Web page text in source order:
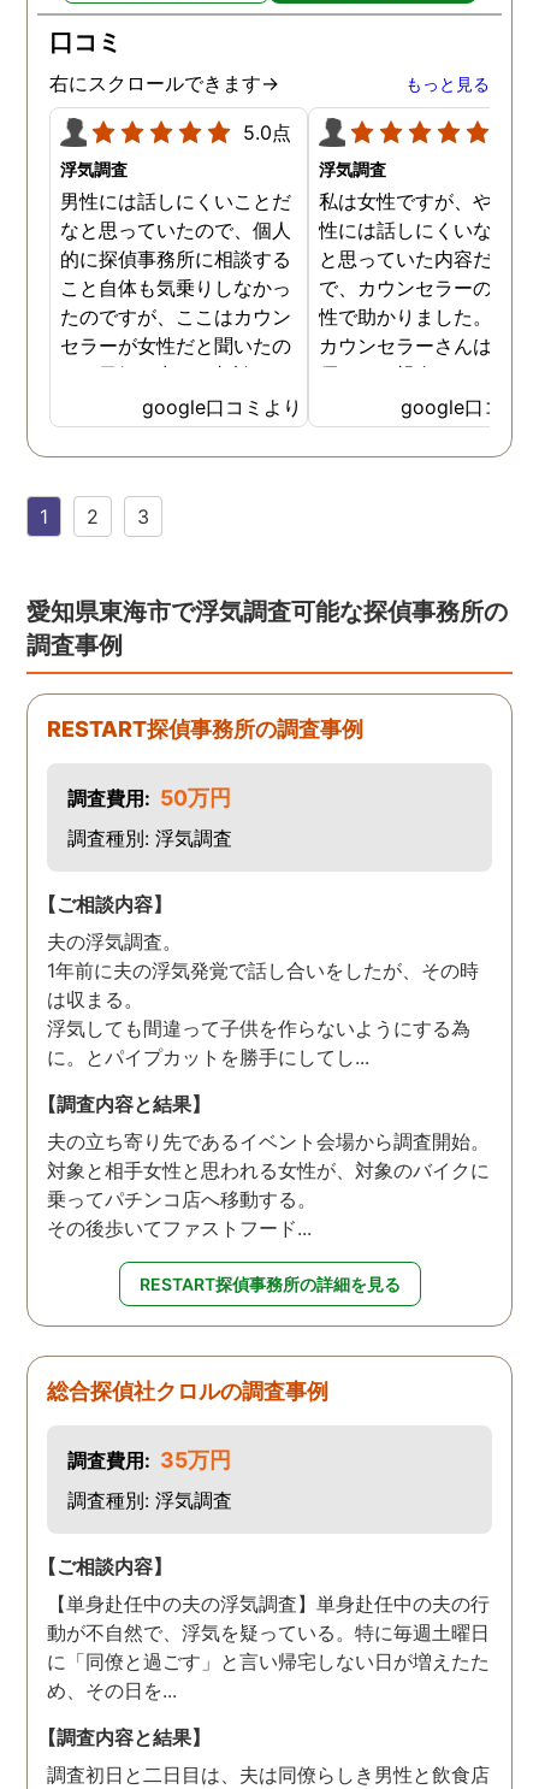
口コミ
右にスクロールできます→ もっと見る
5.0点
浮気調査
男性には話しにくいことだ
なと思っていたので、個人
的に探偵事務所に相談する
こと自体も気乗りしなかっ
たのですが、ここはカウン
セラーが女性だと聞いたの
で、勇気を出して相談して
みることにしました。感極
まって泣いてしまったり、
感情が表に出すぎてしまう
ださったので安心して悩み
相談室では調査後もメンタ
ルが不安定になってしまっ
た私のケアをしっかりして
くださったおかげで、今は
元気に過ごせています。
google口コミより
浮気調査
私は女性ですが、やはり
性には話しにくいな。。
と思っていた内容だった
で、カウンセラーの方が
性で助かりました。MR
カウンセラーさんはすご
優しくて親身になって話
聞いてくれるので思わず
を流して話してしまいま
た。それほど自分がずっ
し、その後のフォローも
して良かったと思ってい
す。
google口コミ
1 2 3
愛知県東海市で浮気調査可能な探偵事務所の
調査事例
RESTART探偵事務所の調査事例
調査費用: 50万円
調査種別: 浮気調査
【ご相談内容】
夫の浮気調査。
1年前に夫の浮気発覚で話し合いをしたが、その時
は収まる。
浮気しても間違って子供を作らないようにする為
に。とパイプカットを勝手にしてし...
【調査内容と結果】
夫の立ち寄り先であるイベント会場から調査開始。
対象と相手女性と思われる女性が、対象のバイクに
乗ってパチンコ店へ移動する。
その後歩いてファストフード...
RESTART探偵事務所の詳細を見る
総合探偵社クロルの調査事例
調査費用: 35万円
調査種別: 浮気調査
【ご相談内容】
【単身赴任中の夫の浮気調査】単身赴任中の夫の行
動が不自然で、浮気を疑っている。特に毎週土曜日
に「同僚と過ごす」と言い帰宅しない日が増えたた
め、その日を...
【調査内容と結果】
調査初日と二日目は、夫は同僚らしき男性と飲食店